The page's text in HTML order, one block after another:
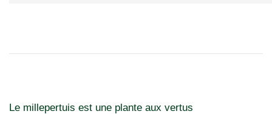
Le millepertuis est une plante aux vertus